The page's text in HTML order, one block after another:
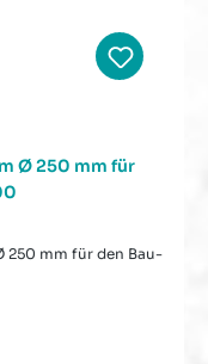
Ø 250 mm für